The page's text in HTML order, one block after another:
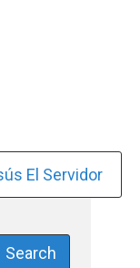
El Servidor